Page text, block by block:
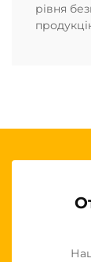
рівня